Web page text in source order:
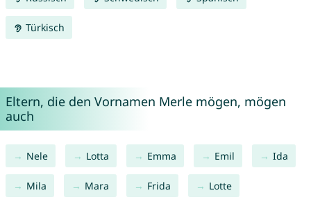
Türkisch
Eltern, die den Vornamen Merle mögen, mögen
auch
Nele Lotta Emma Emil Ida
Mila Mara Frida Lotte